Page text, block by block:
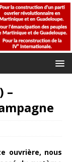
–
ouvrière, nous